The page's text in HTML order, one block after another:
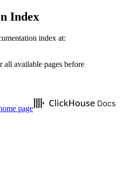
Index
index at:
all available pages before
page